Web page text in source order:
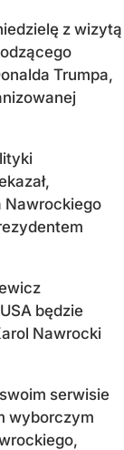
z wizytą
Trumpa,
Nawrockiego
będzie
Nawrocki
serwisie
wyborczym